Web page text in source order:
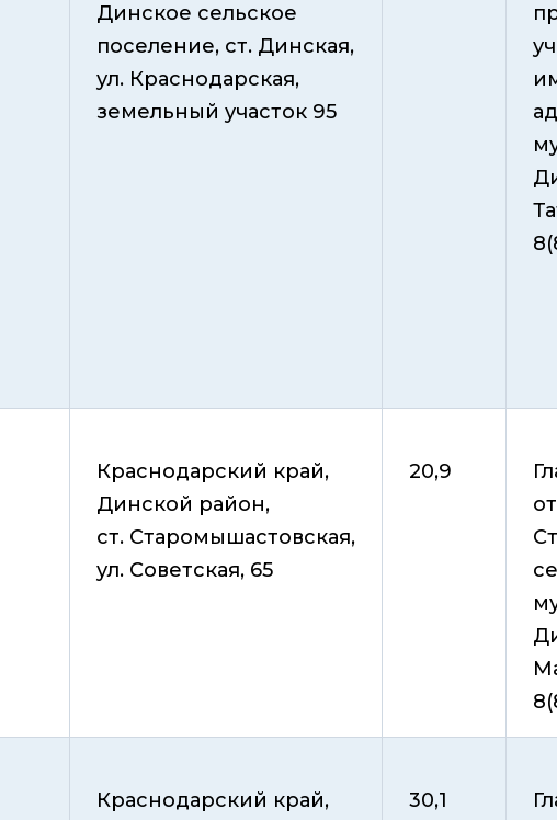
Динское сельское
поселение, ст. Динская,
ул. Краснодарская,
земельный участок 95
Краснодарский край,
Динской район,
ст. Старомышастовская,
ул. Советская, 65
20,9
Краснодарский край,
30,1